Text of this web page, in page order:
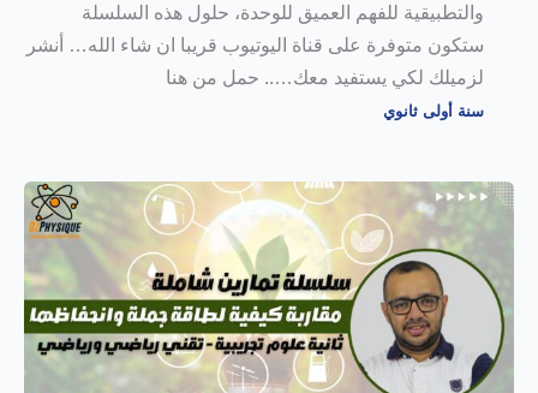
والتطبيقية للفهم العميق للوحدة، حلول هذه السلسلة
ستكون متوفرة على قناة اليوتيوب قريبا ان شاء الله… أنشر
لزميلك لكي يستفيد معك….. حمل من هنا
سنة أولى ثانوي